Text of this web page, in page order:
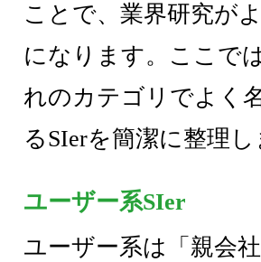
ことで、業界研究が
になります。ここで
れのカテゴリでよく
るSIerを簡潔に整理し
ユーザー系SIer
ユーザー系は「親会